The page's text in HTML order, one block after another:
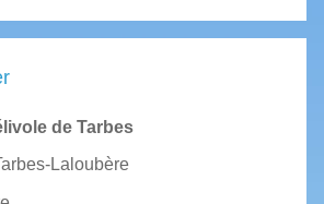
de Tarbes
Laloubère